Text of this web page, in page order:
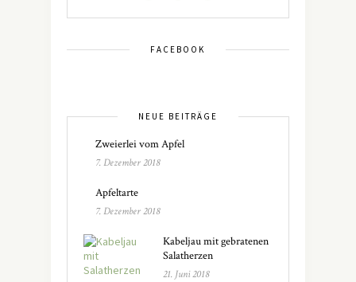
FACEBOOK
NEUE BEITRÄGE
Zweierlei vom Apfel
7. Dezember 2018
Apfeltarte
7. Dezember 2018
Kabeljau mit gebratenen
Salatherzen
21. Juni 2018